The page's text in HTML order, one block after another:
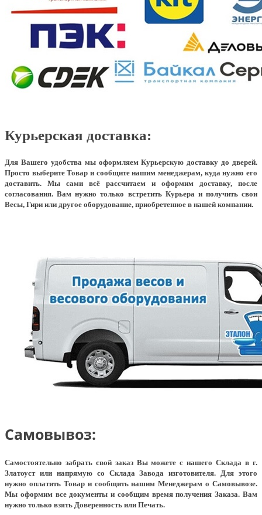
Курьерская доставка:
Для Вашего удобства мы оформляем Курьерскую доставку до дверей.
Просто выберите Товар и сообщите нашим менеджерам, куда нужно его
доставить. Мы сами всё рассчитаем и оформим доставку, после
согласования. Вам нужно только встретить Курьера и получить свои
Весы, Гири или другое оборудование, приобретенное в нашей компании.
Самовывоз:
Самостоятельно забрать свой заказ Вы можете с нашего Склада в г.
Златоуст или напрямую со Склада Завода изготовителя. Для этого
нужно оплатить Товар и сообщить нашим Менеджерам о Самовывозе.
Мы оформим все документы и сообщим время получения Заказа. Вам
нужно только взять Доверенность или Печать.